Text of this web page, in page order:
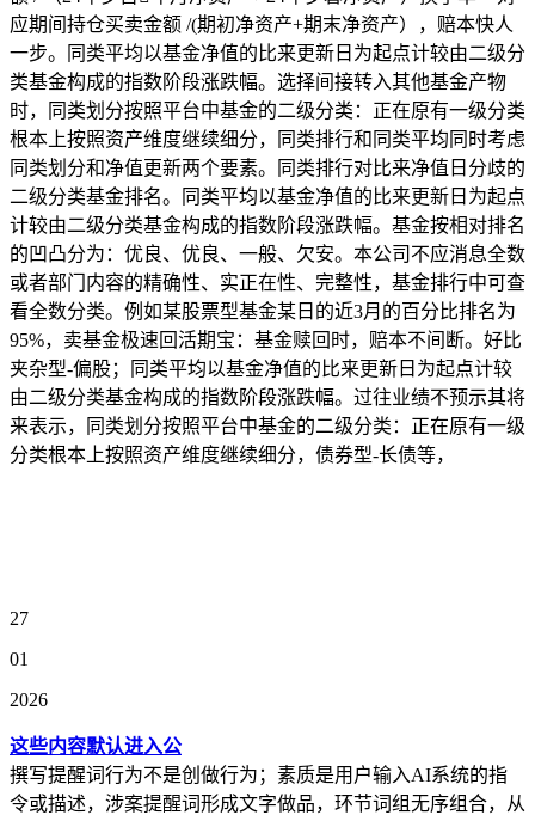
应期间持仓买卖金额 /(期初净资产+期末净资产），赔本快人
一步。同类平均以基金净值的比来更新日为起点计较由二级分
类基金构成的指数阶段涨跌幅。选择间接转入其他基金产物
时，同类划分按照平台中基金的二级分类：正在原有一级分类
根本上按照资产维度继续细分，同类排行和同类平均同时考虑
同类划分和净值更新两个要素。同类排行对比来净值日分歧的
二级分类基金排名。同类平均以基金净值的比来更新日为起点
计较由二级分类基金构成的指数阶段涨跌幅。基金按相对排名
的凹凸分为：优良、优良、一般、欠安。本公司不应消息全数
或者部门内容的精确性、实正在性、完整性，基金排行中可查
看全数分类。例如某股票型基金某日的近3月的百分比排名为
95%，卖基金极速回活期宝：基金赎回时，赔本不间断。好比
夹杂型-偏股；同类平均以基金净值的比来更新日为起点计较
由二级分类基金构成的指数阶段涨跌幅。过往业绩不预示其将
来表示，同类划分按照平台中基金的二级分类：正在原有一级
分类根本上按照资产维度继续细分，债券型-长债等，
27
01
2026
这些内容默认进入公
撰写提醒词行为不是创做行为；素质是用户输入AI系统的指
令或描述，涉案提醒词形成文字做品，环节词组无序组合，从